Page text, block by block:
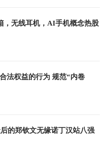
，无线耳机，AI手机概念热股
法权益的行为 规范“内卷
的郑钦文无缘诺丁汉站八强